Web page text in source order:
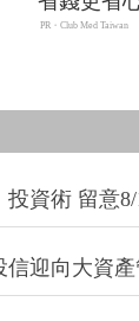
PR・Club Med Taiwan
資術 留意8/
信迎向大資